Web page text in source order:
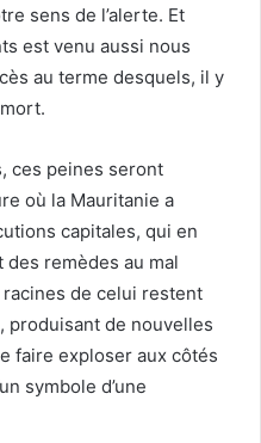
sens de l’alerte. Et
est venu aussi nous
au terme desquels, il y
ces peines seront
où la Mauritanie a
capitales, qui en
des remèdes au mal
de celui restent
produisant de nouvelles
faire exploser aux côtés
symbole d’une